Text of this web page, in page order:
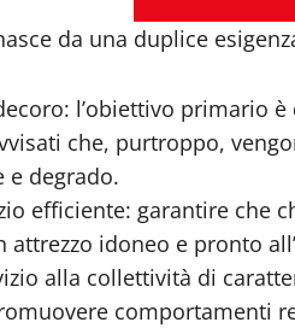
da una duplice
l’obiettivo primario
che, purtroppo,
e degrado.
efficiente: garantire che
attrezzo idoneo e pronto
alla collettività di
comportamenti